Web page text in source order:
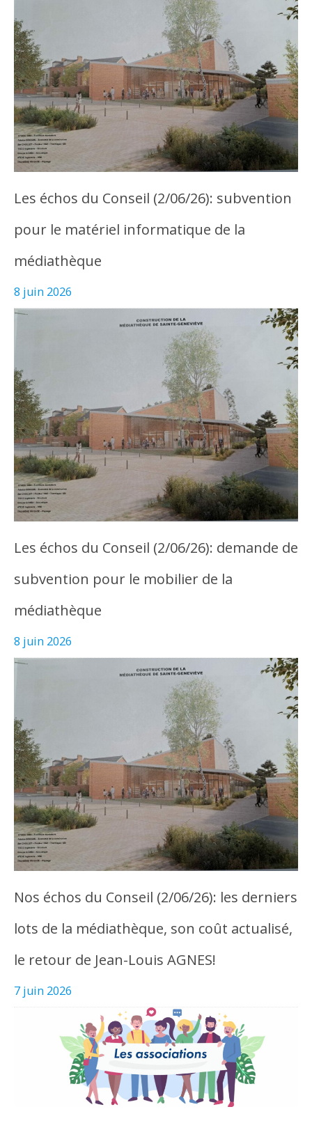
Les échos du Conseil (2/06/26): subvention
pour le matériel informatique de la
médiathèque
8 juin 2026
Les échos du Conseil (2/06/26): demande de
subvention pour le mobilier de la
médiathèque
8 juin 2026
Nos échos du Conseil (2/06/26): les derniers
lots de la médiathèque, son coût actualisé,
le retour de Jean-Louis AGNES!
7 juin 2026